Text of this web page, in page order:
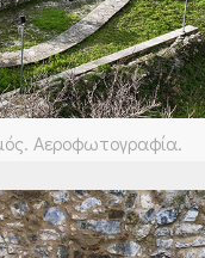
Αεροφωτογραφία.